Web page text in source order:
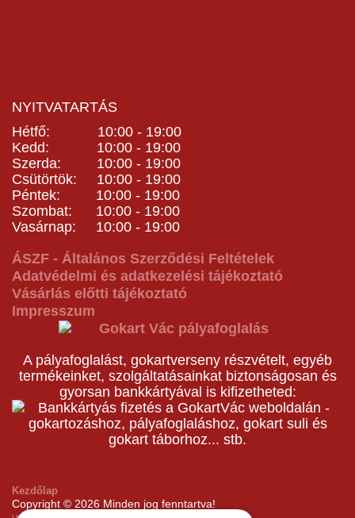
NYITVATARTÁS
Hétfő: 10:00 - 19:00
Kedd: 10:00 - 19:00
Szerda: 10:00 - 19:00
Csütörtök: 10:00 - 19:00
Péntek: 10:00 - 19:00
Szombat: 10:00 - 19:00
Vasárnap: 10:00 - 19:00
ÁSZF - Általános Szerződési Feltételek
Adatvédelmi és adatkezelési tájékoztató
Vásárlás előtti tájékoztató
Impresszum
A pályafoglalást, gokartverseny részvételt, egyéb
termékeinket, szolgáltatásainkat biztonságosan és
gyorsan bankkártyával is kifizetheted:
Kezdőlap
Copyright © 2026 Minden jog fenntartva!